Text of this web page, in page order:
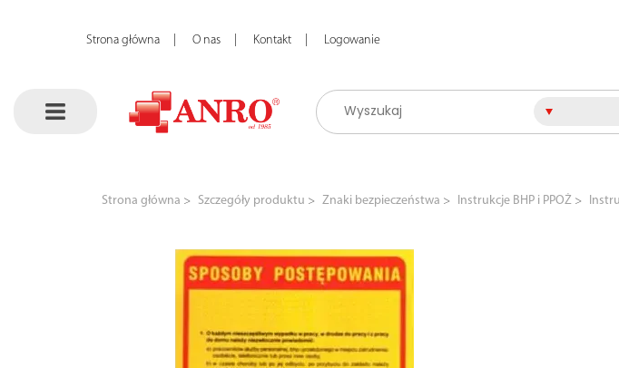
Strona główna O nas Kontakt Logowanie
Strona główna Szczegóły produktu Znaki bezpieczeństwa Instrukcje BHP i PPOŻ